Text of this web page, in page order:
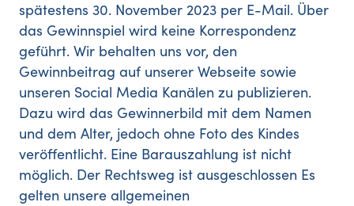
spätestens 30. November 2023 per E-Mail. Über
das Gewinnspiel wird keine Korrespondenz
geführt. Wir behalten uns vor, den
Gewinnbeitrag auf unserer Webseite sowie
unseren Social Media Kanälen zu publizieren.
Dazu wird das Gewinnerbild mit dem Namen
und dem Alter, jedoch ohne Foto des Kindes
veröffentlicht. Eine Barauszahlung ist nicht
möglich. Der Rechtsweg ist ausgeschlossen Es
gelten unsere allgemeinen